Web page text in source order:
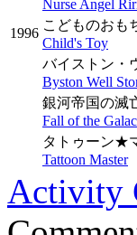
Nurse Angel
1996
こどものおも
Child's Toy
バイストン・
Byston Well
銀河帝国の滅
Fall of the
タトゥーン★
Tattoon Master
Activity